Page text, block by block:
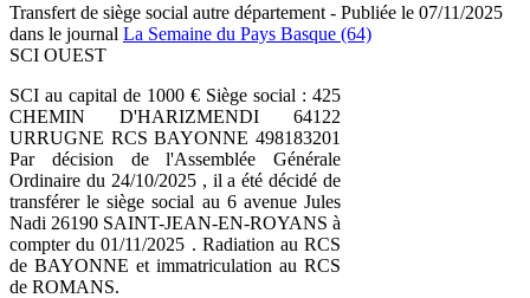
Transfert de siège social autre département - Publiée le 07/11/2025
dans le journal La Semaine du Pays Basque (64)
SCI OUEST
SCI au capital de 1000 € Siège social : 425
CHEMIN D'HARIZMENDI 64122
URRUGNE RCS BAYONNE 498183201
Par décision de l'Assemblée Générale
Ordinaire du 24/10/2025 , il a été décidé de
transférer le siège social au 6 avenue Jules
Nadi 26190 SAINT-JEAN-EN-ROYANS à
compter du 01/11/2025 . Radiation au RCS
de BAYONNE et immatriculation au RCS
de ROMANS.